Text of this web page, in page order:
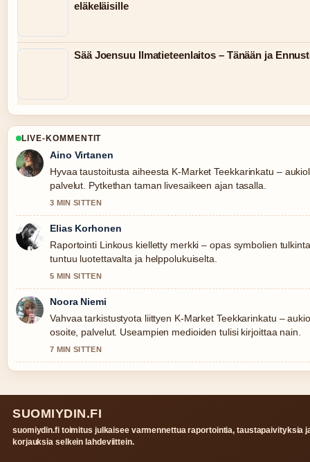
eläkeläisille
Sää Joensuu Ilmatieteenlaitos – Tänään ja
LIVE-KOMMENTIT
Aino Virtanen
Hyvaa taustoitusta aiheesta K-Market Teekkarinkatu –
palvelut. Pytkethan taman livesaikeen ajan tasalla.
3 MIN SITTEN
Elias Korhonen
Raportointi Linkous kielletty merkki – opas symbolien
tuntuu luotettavalta ja helppolukuiselta.
5 MIN SITTEN
Noora Niemi
Vahvaa tarkistustyota liittyen K-Market Teekkarinkatu –
osoite, palvelut. Useampien medioiden tulisi kirjoittaa nain.
7 MIN SITTEN
SUOMIYDIN.FI
suomiydin.fi toimitus julkaisee varmennettua raportointia, taustapaivityksia
korjauksia selkein lahdeviittein.